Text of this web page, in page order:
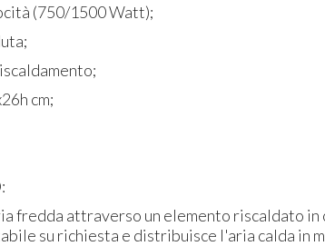
(750/1500 Watt);
cm;
fredda attraverso un elemento riscaldato in
su richiesta e distribuisce l'aria calda in